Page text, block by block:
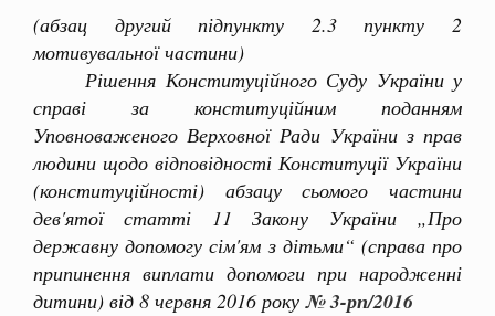
(абзац другий підпункту 2.3 пункту 2
мотивувальної частини)
Рішення Конституційного Суду України у
справі за конституційним поданням
Уповноваженого Верховної Ради України з прав
людини щодо відповідності Конституції України
(конституційності) абзацу сьомого частини
дев'ятої статті 11 Закону України „Про
державну допомогу сім'ям з дітьми“ (справа про
припинення виплати допомоги при народженні
дитини) від 8 червня 2016 року № 3-рп/2016